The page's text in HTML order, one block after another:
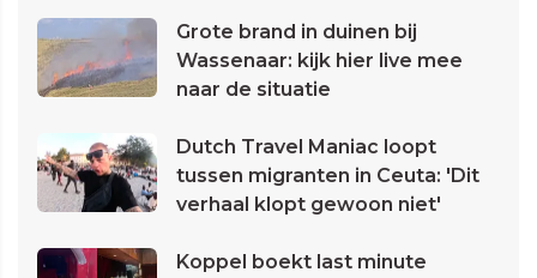
Grote brand in duinen bij
Wassenaar: kijk hier live mee
naar de situatie
Dutch Travel Maniac loopt
tussen migranten in Ceuta: 'Dit
verhaal klopt gewoon niet'
Koppel boekt last minute